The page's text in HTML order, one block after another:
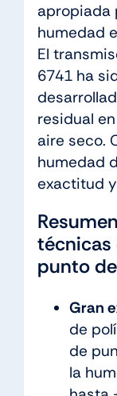
apropiada
humedad
El
6741 ha
residual
aire seco.
humedad
exactitud
técnicas
punto
Gran
de
de
la